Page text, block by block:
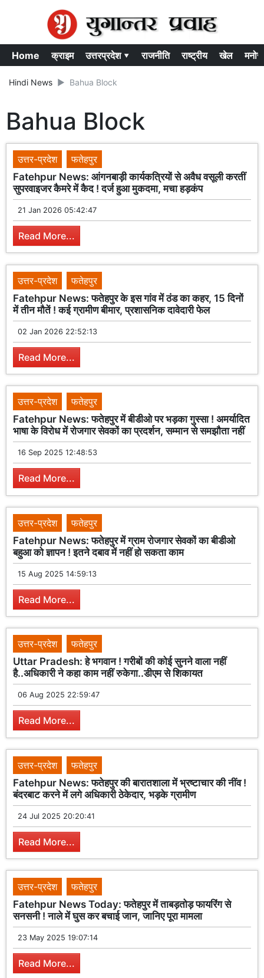
Home क्राइम उत्तरप्रदेश ▾ राजनीति राष्ट्रीय खेल
Hindi News Bahua Block
Bahua Block
उत्तर-प्रदेश
फतेहपुर
Fatehpur News: आंगनबाड़ी कार्यकत्रियों से अवैध वसूली करतीं
सुपरवाइजर कैमरे में कैद ! दर्ज हुआ मुकदमा, मचा हड़कंप
21 Jan 2026 05:42:47
Read More...
उत्तर-प्रदेश
फतेहपुर
Fatehpur News: फतेहपुर के इस गांव में ठंड का कहर, 15 दिनों
में तीन मौतें ! कई ग्रामीण बीमार, प्रशासनिक दावेदारी फेल
02 Jan 2026 22:52:13
Read More...
उत्तर-प्रदेश
फतेहपुर
Fatehpur News: फतेहपुर में बीडीओ पर भड़का गुस्सा ! अमर्यादित
भाषा के विरोध में रोजगार सेवकों का प्रदर्शन, सम्मान से समझौता नहीं
16 Sep 2025 12:48:53
Read More...
उत्तर-प्रदेश
फतेहपुर
Fatehpur News: फतेहपुर में ग्राम रोजगार सेवकों का बीडीओ
बहुआ को ज्ञापन ! इतने दबाव में नहीं हो सकता काम
15 Aug 2025 14:59:13
Read More...
उत्तर-प्रदेश
फतेहपुर
Uttar Pradesh: हे भगवान ! गरीबों की कोई सुनने वाला नहीं
है..अधिकारी ने कहा काम नहीं रुकेगा..डीएम से शिकायत
06 Aug 2025 22:59:47
Read More...
उत्तर-प्रदेश
फतेहपुर
Fatehpur News: फतेहपुर की बारातशाला में भ्रष्टाचार की नींव !
बंदरबाट करने में लगे अधिकारी ठेकेदार, भड़के ग्रामीण
24 Jul 2025 20:20:41
Read More...
उत्तर-प्रदेश
फतेहपुर
Fatehpur News Today: फतेहपुर में ताबड़तोड़ फायरिंग से
सनसनी ! नाले में घुस कर बचाई जान, जानिए पूरा मामला
23 May 2025 19:07:14
Read More...